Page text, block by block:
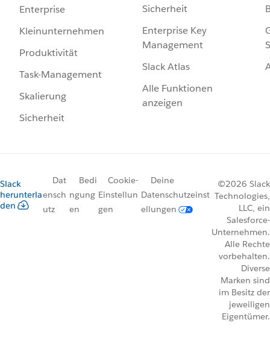
Enterprise
Kleinunternehmen
Produktivität
Task-Management
Skalierung
Sicherheit
Sicherheit
Enterprise Key
Management
Slack Atlas
Alle Funktionen
anzeigen
Slack
herunterla
den
Dat
ensch
utz
Bedi
ngung
en
Cookie-
Einstellun
gen
Deine
Datenschutzeinst
ellungen
©2026 Slack
Technologies,
LLC, ein
Salesforce-
Unternehmen.
Alle Rechte
vorbehalten.
Diverse
Marken sind
im Besitz der
jeweiligen
Eigentümer.